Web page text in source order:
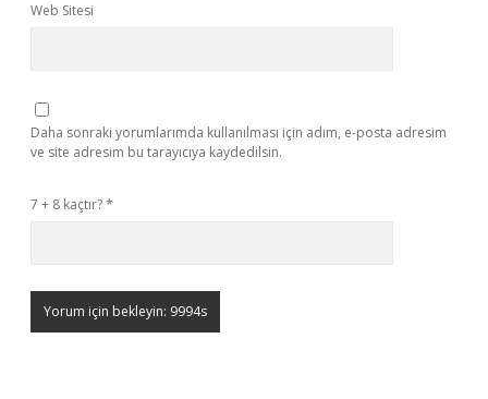
Web Sitesi
Daha sonraki yorumlarımda kullanılması için adım, e-posta adresim
ve site adresim bu tarayıcıya kaydedilsin.
7 + 8 kaçtır?*